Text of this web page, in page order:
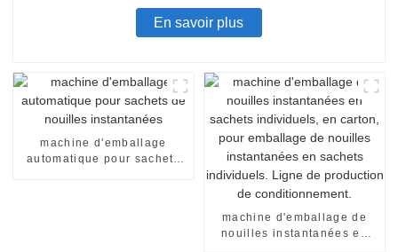
En savoir plus
machine d'emballage
automatique pour sachets
machine d'emballage de
nouilles instantanées en